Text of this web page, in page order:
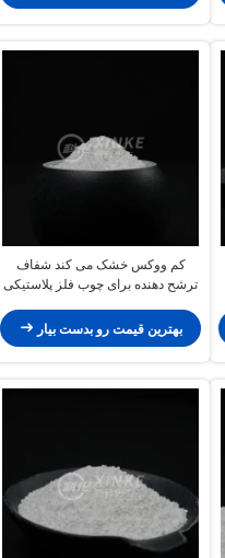
کم ووکس خشک می کند شفاف
ترشح دهنده برای چوب فلز پلاستیکی
بهترین قیمت رو بدست بیار